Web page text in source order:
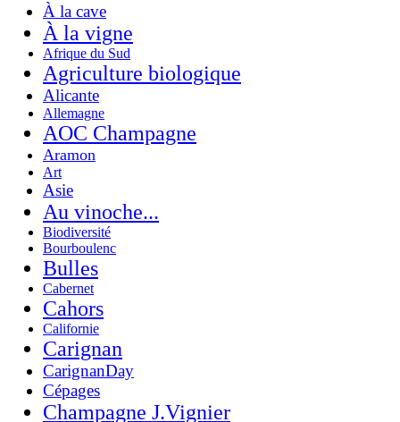
À la cave
À la vigne
Afrique du Sud
Agriculture biologique
Alicante
Allemagne
AOC Champagne
Aramon
Art
Asie
Au vinoche...
Biodiversité
Bourboulenc
Bulles
Cabernet
Cahors
Californie
Carignan
CarignanDay
Cépages
Champagne J.Vignier